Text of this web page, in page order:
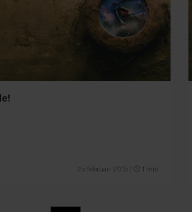
25 februari 2015 1 min